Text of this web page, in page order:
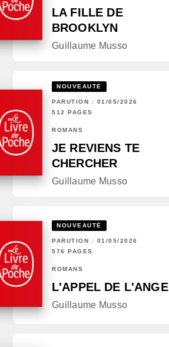
LA FILLE DE
BROOKLYN
Guillaume Musso
NOUVEAUTÉ
PARUTION : 01/05/2026
512 PAGES
ROMANS
JE REVIENS TE
CHERCHER
Guillaume Musso
NOUVEAUTÉ
PARUTION : 01/05/2026
576 PAGES
ROMANS
L'APPEL DE L'ANGE
Guillaume Musso